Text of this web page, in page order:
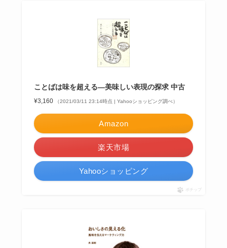
ことばは味を超える―美味しい表現の探求 中古
¥3,160 （2021/03/11 23:14時点 | Yahooショッピング調べ）
Amazon
楽天市場
Yahooショッピング
ポチップ